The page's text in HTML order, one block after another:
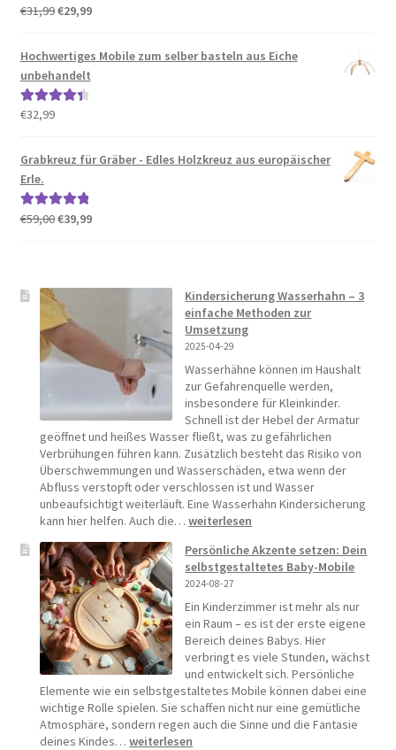
Bewertet
€31,99Ursprünglicher
war:
€31,99
€29,99Aktueller
ist:
Hochwertiges Mobile zum selber basteln aus Eiche
unbehandelt
Bewertet
€32,99
Grabkreuz für Gräber - Edles Holzkreuz aus europäischer
Erle.
Bewertet mit
€59,00Ursprünglicher
€39,99Aktueller
Kindersicherung Wasserhahn – 3
einfache Methoden zur
Umsetzung
2025-04-29
Wasserhähne können im Haushalt
zur Gefahrenquelle werden,
insbesondere für Kleinkinder.
Schnell ist der Hebel der Armatur
geöffnet und heißes Wasser fließt, was zu gefährlichen
Verbrühungen führen kann. Zusätzlich besteht das Risiko von
Überschwemmungen und Wasserschäden, etwa wenn der
Abfluss verstopft oder verschlossen ist und Wasser
unbeaufsichtigt weiterläuft. Eine Wasserhahn Kindersicherung
kann hier helfen. Auch die…Kindersicherung
–
3
einfache
Methoden
zur
Umsetzung
weiterlesen
Persönliche Akzente setzen: Dein
selbstgestaltetes Baby-Mobile
2024-08-27
Ein Kinderzimmer ist mehr als nur
ein Raum – es ist der erste eigene
Bereich deines Babys. Hier
verbringt es viele Stunden, wächst
und entwickelt sich. Persönliche
Elemente wie ein selbstgestaltetes Mobile können dabei eine
wichtige Rolle spielen. Sie schaffen nicht nur eine gemütliche
Atmosphäre, sondern regen auch die Sinne und die Fantasie
deines Kindes…Persönliche
weiterlesen